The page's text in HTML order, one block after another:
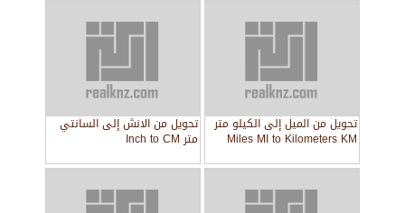
تحويل من الميل إلى الكيلو متر
Miles MI to Kilometers KM
تحويل من الانش إلى السانتي
متر Inch to CM